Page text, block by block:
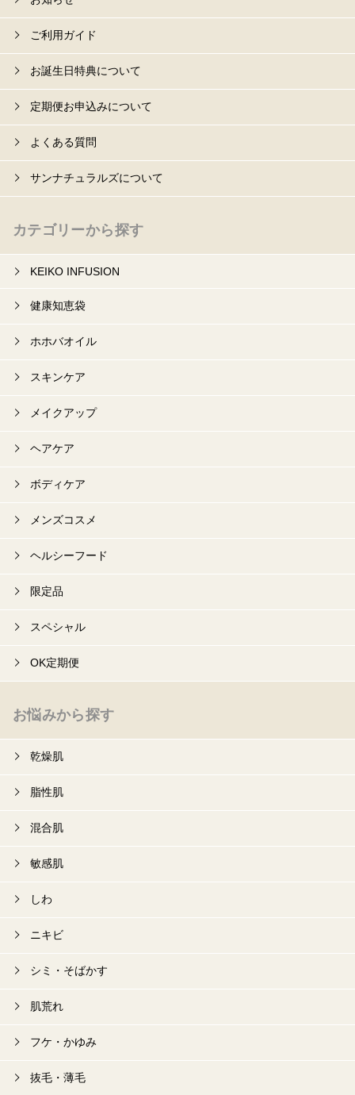
ご利用ガイド
お誕生日特典について
定期便お申込みについて
よくある質問
サンナチュラルズについて
カテゴリーから探す
KEIKO INFUSION
健康知恵袋
ホホバオイル
スキンケア
メイクアップ
ヘアケア
ボディケア
メンズコスメ
ヘルシーフード
限定品
スペシャル
OK定期便
お悩みから探す
乾燥肌
脂性肌
混合肌
敏感肌
しわ
ニキビ
シミ・そばかす
肌荒れ
フケ・かゆみ
抜毛・薄毛